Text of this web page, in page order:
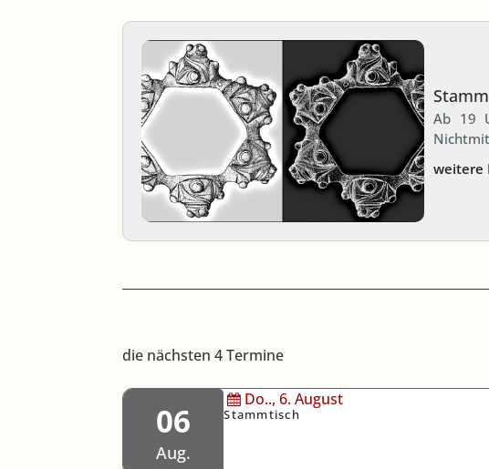
Ab 19
weitere
die nächsten 4 Termine
06
Aug.
Do.., 6.August
Stammtisch